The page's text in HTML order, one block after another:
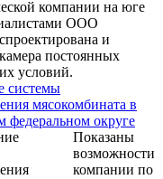
компании на юге
ООО
и
постоянных
условий.
системы
мясокомбината в
федеральном округе
Показаны
возможности
компании по